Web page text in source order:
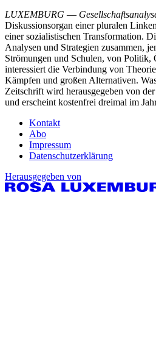
LUXEMBURG —
Diskussionsorgan einer pluralen
einer sozialistischen Transformation.
Analysen und Strategien zusammen,
Strömungen und Schulen, von
interessiert die Verbindung von
Kämpfen und großen Alternativen.
Zeitschrift wird herausgegeben von
und erscheint kostenfrei dreimal im
Kontakt
Abo
Impressum
Datenschutzerklärung
Herausgegeben von